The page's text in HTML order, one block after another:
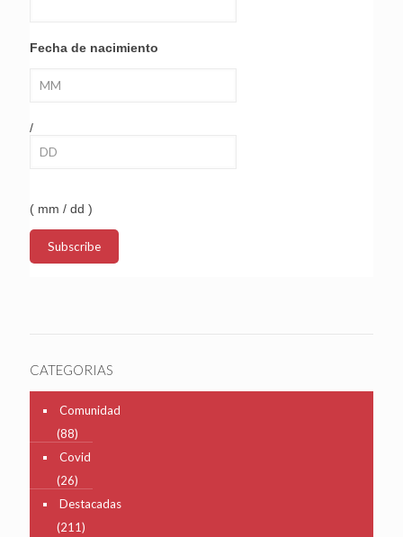
Fecha de nacimiento
/
( mm / dd )
CATEGORIAS
Comunidad
(88)
Covid
(26)
Destacadas
(211)